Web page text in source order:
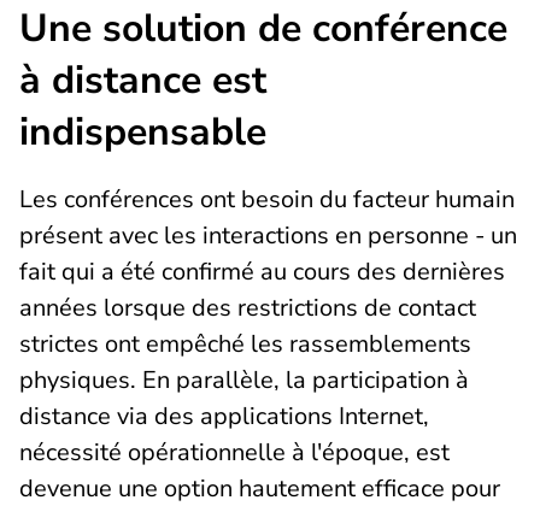
Une solution de conférence
à distance est
indispensable
Les conférences ont besoin du facteur humain
présent avec les interactions en personne - un
fait qui a été confirmé au cours des dernières
années lorsque des restrictions de contact
strictes ont empêché les rassemblements
physiques. En parallèle, la participation à
distance via des applications Internet,
nécessité opérationnelle à l'époque, est
devenue une option hautement efficace pour